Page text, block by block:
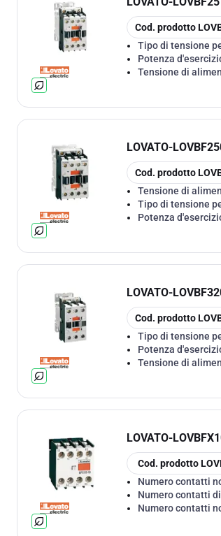
copia
Cod. prodotto
Tipo di tensione
Potenza
Tensione di
LOVATO-
copia
Cod. prodotto
Tensione di
Tipo di tensione
Potenza
LOVATO-
copia
Cod. prodotto
Tipo di tensione
Potenza
Tensione di
LOVATO-
copiaCod. prodotto
Numero contatti
Numero contatti
Numero contatti